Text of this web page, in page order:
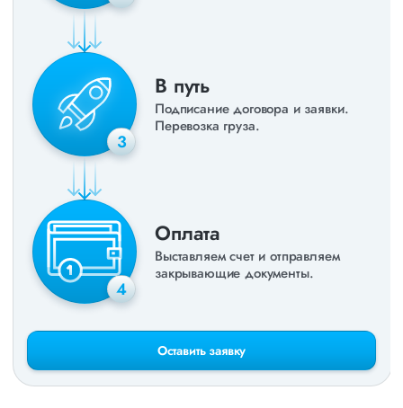
3
В путь
Подписание договора и заявки.
Перевозка груза.
4
Оплата
Выставляем счет и отправляем
закрывающие документы.
Оставить заявку